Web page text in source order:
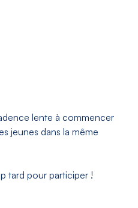
lente à commencer
jeunes dans la même
tard pour participer !